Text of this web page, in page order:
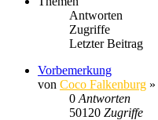
Antworten
Zugriffe
Letzter Beitrag
Vorbemerkung
von Coco Falkenburg »
0 Antworten
50120 Zugriffe